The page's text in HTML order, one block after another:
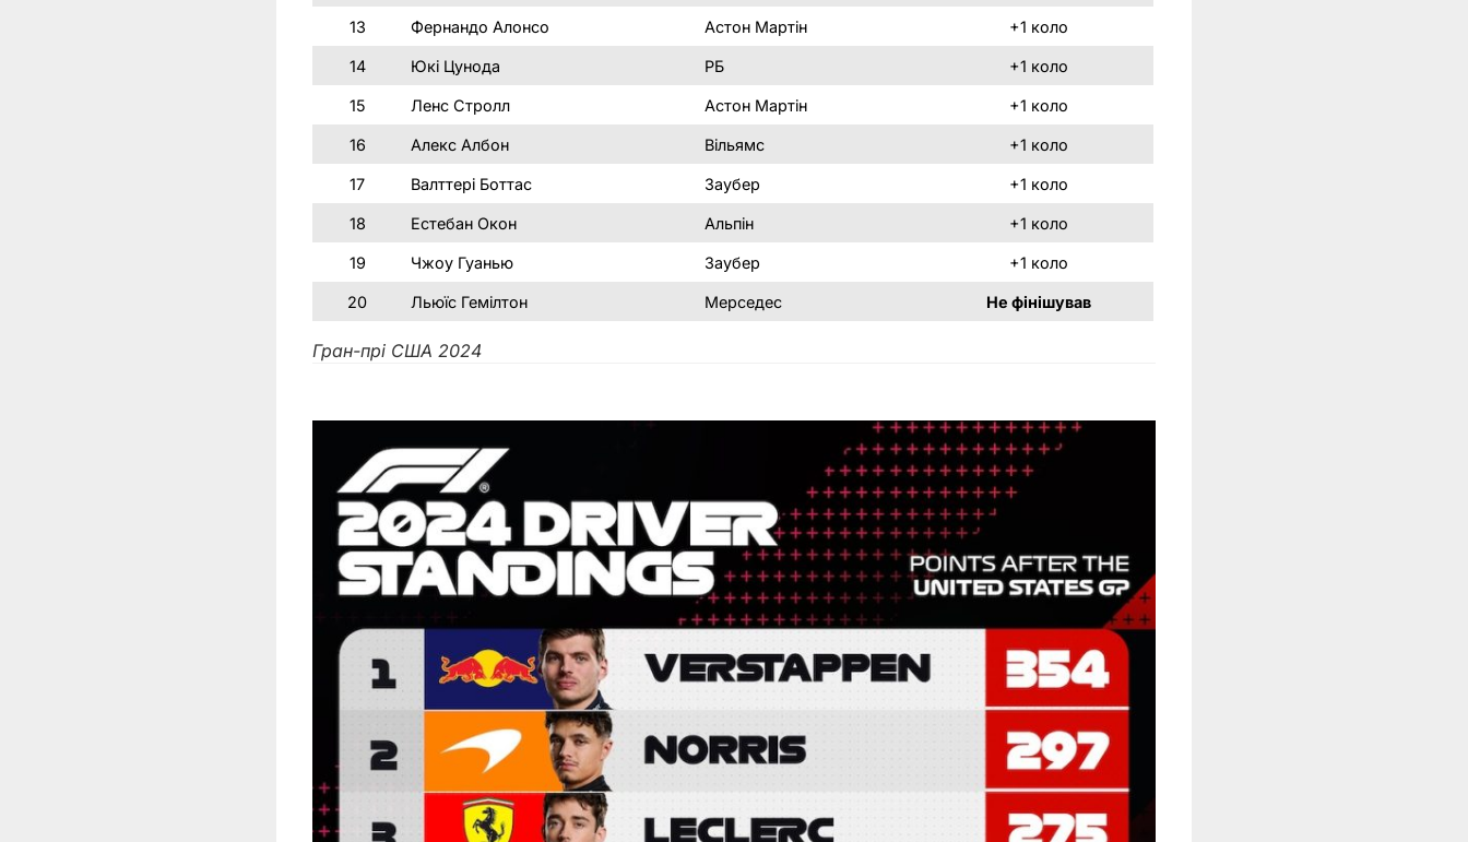
13 Фернандо Алонсо Астон Мартін +1 коло
14 Юкі Цунода РБ +1 коло
15 Ленс Стролл Астон Мартін +1 коло
16 Алекс Албон Вільямс +1 коло
17 Валттері Боттас Заубер +1 коло
18 Естебан Окон Альпін +1 коло
19 Чжоу Гуанью Заубер +1 коло
20 Льюїс Гемілтон Мерседес Не фінішував
Гран-прі США 2024